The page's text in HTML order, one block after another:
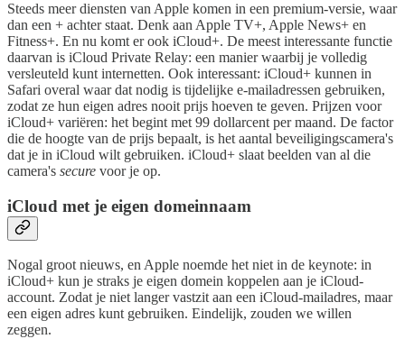
Steeds meer diensten van Apple komen in een premium-versie, waar
dan een + achter staat. Denk aan Apple TV+, Apple News+ en
Fitness+. En nu komt er ook iCloud+. De meest interessante functie
daarvan is iCloud Private Relay: een manier waarbij je volledig
versleuteld kunt internetten. Ook interessant: iCloud+ kunnen in
Safari overal waar dat nodig is tijdelijke e-mailadressen gebruiken,
zodat ze hun eigen adres nooit prijs hoeven te geven. Prijzen voor
iCloud+ variëren: het begint met 99 dollarcent per maand. De factor
die de hoogte van de prijs bepaalt, is het aantal beveiligingscamera's
dat je in iCloud wilt gebruiken. iCloud+ slaat beelden van al die
camera's secure voor je op.
iCloud met je eigen domeinnaam
Nogal groot nieuws, en Apple noemde het niet in de keynote: in
iCloud+ kun je straks je eigen domein koppelen aan je iCloud-
account. Zodat je niet langer vastzit aan een iCloud-mailadres, maar
een eigen adres kunt gebruiken. Eindelijk, zouden we willen
zeggen.